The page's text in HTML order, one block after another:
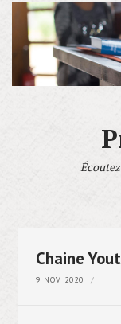
Chaine
9 NOV 2020